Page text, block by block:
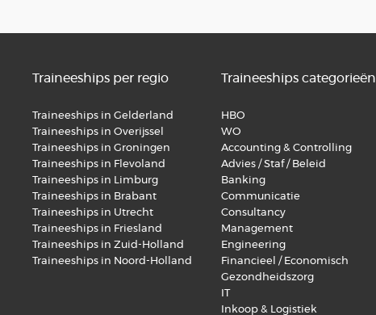
Traineeships per regio
Traineeships in Gelderland
Traineeships in Overijssel
Traineeships in Groningen
Traineeships in Flevoland
Traineeships in Limburg
Traineeships in Brabant
Traineeships in Utrecht
Traineeships in Friesland
Traineeships in Zuid-Holland
Traineeships in Noord-Holland
Traineeships categorieën
HBO
WO
Accounting & Controlling
Advies / Staf / Beleid
Banking
Communicatie
Consultancy
Management
Engineering
Financieel / Economisch
Gezondheidszorg
Inkoop & Logistiek